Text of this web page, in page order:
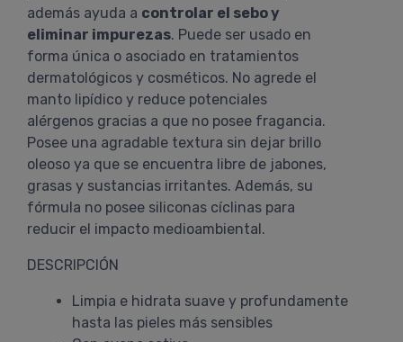
además ayuda a controlar el sebo y
eliminar impurezas. Puede ser usado en
forma única o asociado en tratamientos
dermatológicos y cosméticos. No agrede el
manto lipídico y reduce potenciales
alérgenos gracias a que no posee fragancia.
Posee una agradable textura sin dejar brillo
oleoso ya que se encuentra libre de jabones,
grasas y sustancias irritantes. Además, su
fórmula no posee siliconas cíclinas para
reducir el impacto medioambiental.
DESCRIPCIÓN
Limpia e hidrata suave y profundamente
hasta las pieles más sensibles